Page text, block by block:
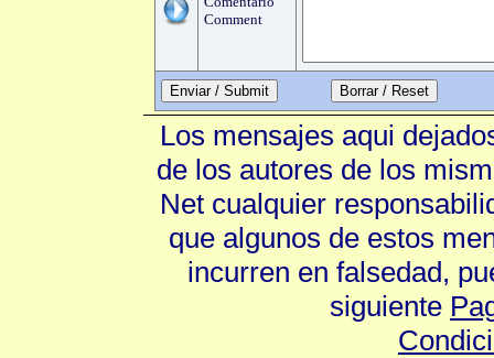
Comment
Enviar / Submit
Los mensajes aqui
de los autores de los
Net cualquier
que algunos de estos
incurren en falsedad,
siguiente